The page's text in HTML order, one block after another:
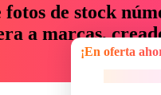
fotos de stock
a marcas,
un 76 %
¡En oferta ahora!